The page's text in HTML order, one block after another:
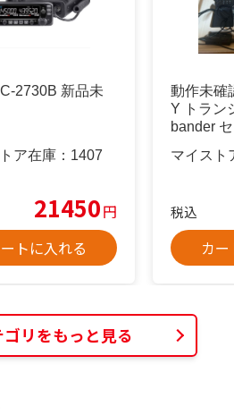
2730B 新品未
ア在庫： 1407
21450円
トに入れる
動作未
Y トラ
bander
マイスト
税込
カ
リをもっと見る